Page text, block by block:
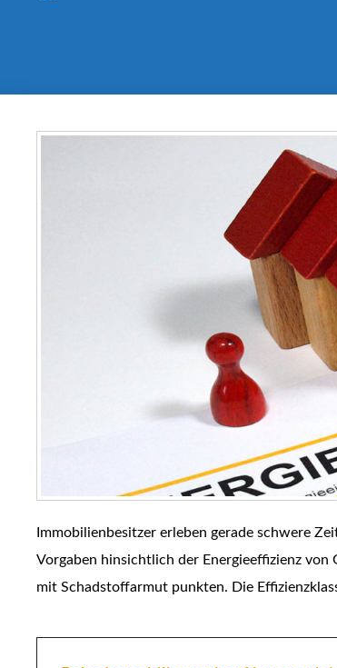
Immobilienbesitzer erleben gerade schwere
Vorgaben hinsichtlich der Energieeffizienz von
mit Schadstoffarmut punkten. Die